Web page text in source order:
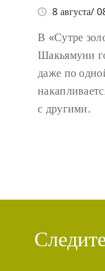
8 августа/
В «Сутре
Шакьямуни
даже по
с другими.